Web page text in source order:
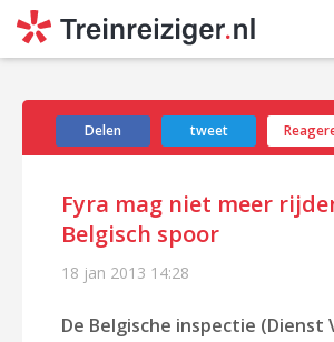
Delen tweet
Fyra mag niet meer
Belgisch spoor
18 jan 2013 14:28
De Belgische inspectie (Dienst